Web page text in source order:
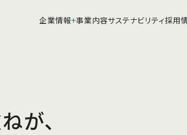
企業情報 事業内容サステナビリティ採用
が、